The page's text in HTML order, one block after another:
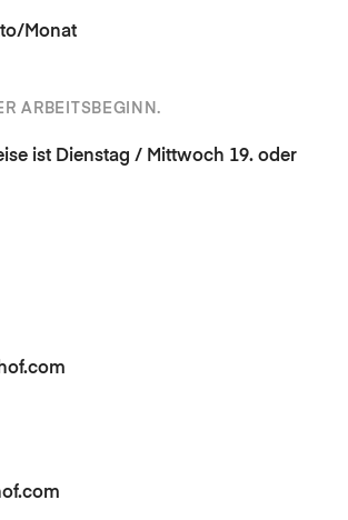
Monat
ARBEITSBEGINN.
ist Dienstag / Mittwoch 19. oder